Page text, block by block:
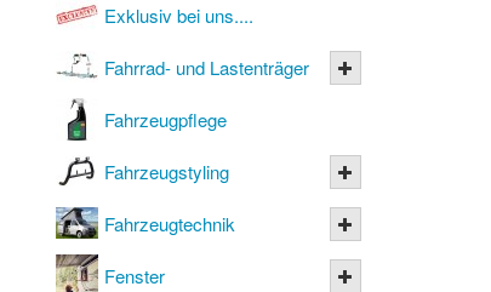
Exklusiv bei uns....
Fahrrad- und Lastenträger
Fahrzeugpflege
Fahrzeugstyling
Fahrzeugtechnik
Fenster